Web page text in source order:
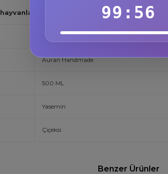
hayvanlar üzerinde kesinlikle test edilmemiştir.
Auran Handmade
500 ML
Yasemin
Çiçeksi
Benzer Ürünler
99:55